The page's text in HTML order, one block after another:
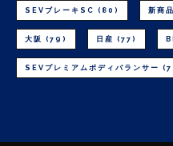
SEVブレーキSC (80) 新商品
大阪 (79) 日産 (77)
SEVプレミアムボディバランサー